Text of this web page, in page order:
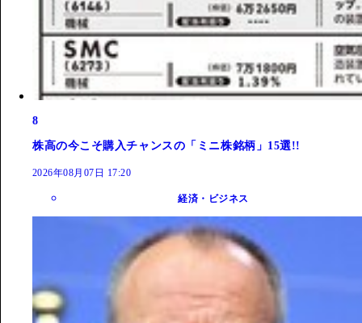
8
株高の今こそ購入チャンスの「ミニ株銘柄」15選!!
2026年08月07日 17:20
経済・ビジネス